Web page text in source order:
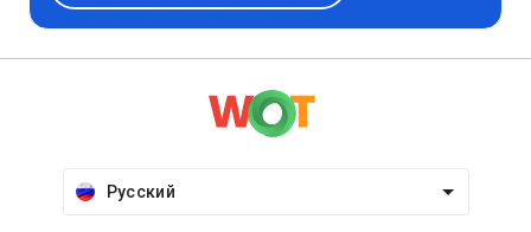
Русский